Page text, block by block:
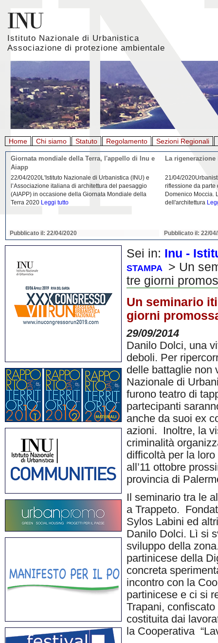
Istituto Nazionale di Urbanistica
Associazione di protezione ambientale
Home Chi siamo Statuto Regolamento Sezioni Regionali
Giornata mondiale della Terra, l'appello di Inu e
Aiapp
22/04/2020L'Istituto Nazionale di Urbanistica (INU) e
l’Associazione italiana di architettura del paesaggio
(AIAPP) in occasione della Giornata Mondiale della
Terra 2020 Leggi tutto
Pubblicato il: 22/04/2020
La
21/04/
riflessione da parte
Domenico Moccia.
dell'architettura
Pubblicato il: 22/
Sei in: Inu -
STAMPA
> Un
tre giorni
Un seminario
giorni
29/09/2014
Danilo Dolci, una
deboli. Per
delle battaglie non
Nazionale di
furono teatro di
partecipanti
anche da suoi ex
azioni. Inoltre, la
criminalità
difficoltà per la
all’11 ottobre
provincia di
Il seminario tra le
a Trappeto.
Sylos Labini ed
Danilo Dolci. Lì si
sviluppo della
partinicese della
concreta
incontro con la
partinicese e ci si
Trapani,
costituita dai
la Cooperativa